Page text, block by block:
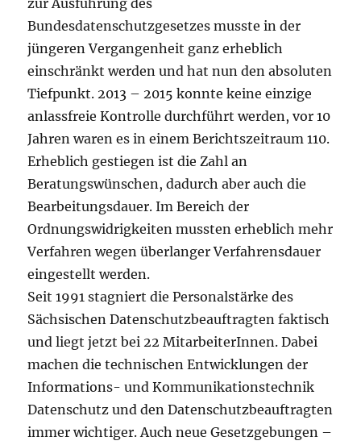
Bundesdatenschutzgesetzes musste in der
jüngeren Vergangenheit ganz erheblich
einschränkt werden und hat nun den absoluten
Tiefpunkt. 2013 – 2015 konnte keine einzige
anlassfreie Kontrolle durchführt werden, vor 10
Jahren waren es in einem Berichtszeitraum 110.
Erheblich gestiegen ist die Zahl an
Beratungswünschen, dadurch aber auch die
Bearbeitungsdauer. Im Bereich der
Ordnungswidrigkeiten mussten erheblich mehr
Verfahren wegen überlanger Verfahrensdauer
eingestellt werden.
Seit 1991 stagniert die Personalstärke des
Sächsischen Datenschutzbeauftragten faktisch
und liegt jetzt bei 22 MitarbeiterInnen. Dabei
machen die technischen Entwicklungen der
Informations- und Kommunikationstechnik
Datenschutz und den Datenschutzbeauftragten
immer wichtiger. Auch neue Gesetzgebungen –